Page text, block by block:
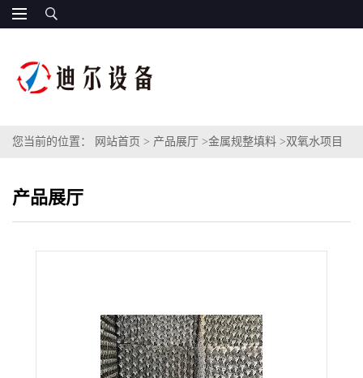
您当前的位置： 网站首页 > 产品展厅 >金属规整填料 >双氧水项目
产品展厅